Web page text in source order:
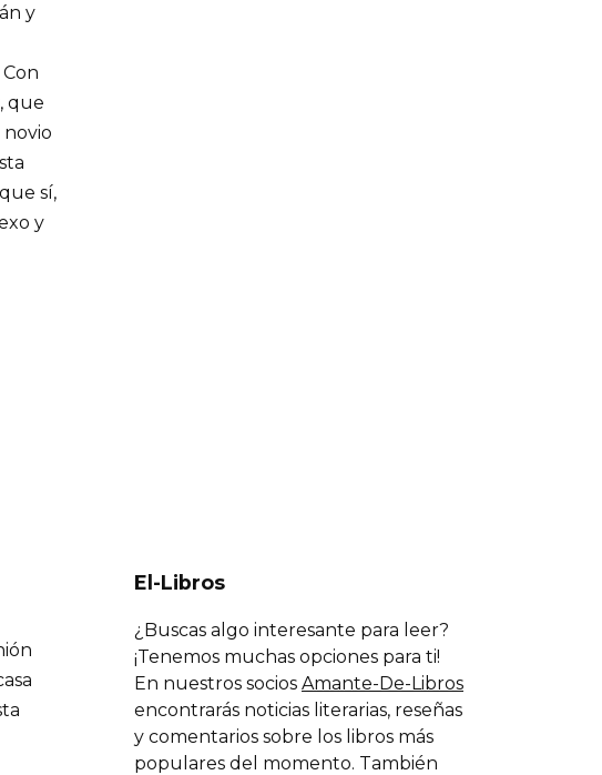
y
que
sí,
y
El-Libros
¿Buscas algo interesante para leer?
¡Tenemos muchas opciones para ti!
En nuestros socios Amante-De-Libros
encontrarás noticias literarias, reseñas
y comentarios sobre los libros más
populares del momento. También